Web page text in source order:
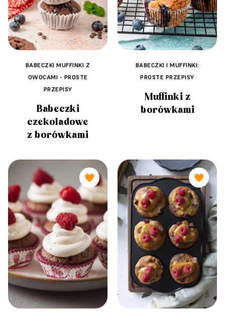
BABECZKI MUFFINKI Z
OWOCAMI - PROSTE
PRZEPISY
Babeczki
czekoladowe
z borówkami
BABECZKI I MUFFINKI:
PROSTE PRZEPISY
Muffinki z
borówkami
🧡 🧡